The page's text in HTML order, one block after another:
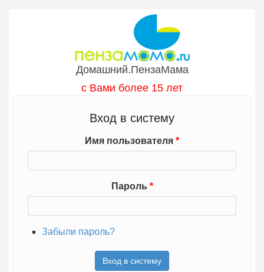
Домашний.ПензаМама
с Вами более 15 лет
Вход в систему
Имя пользователя *
Пароль *
Забыли пароль?